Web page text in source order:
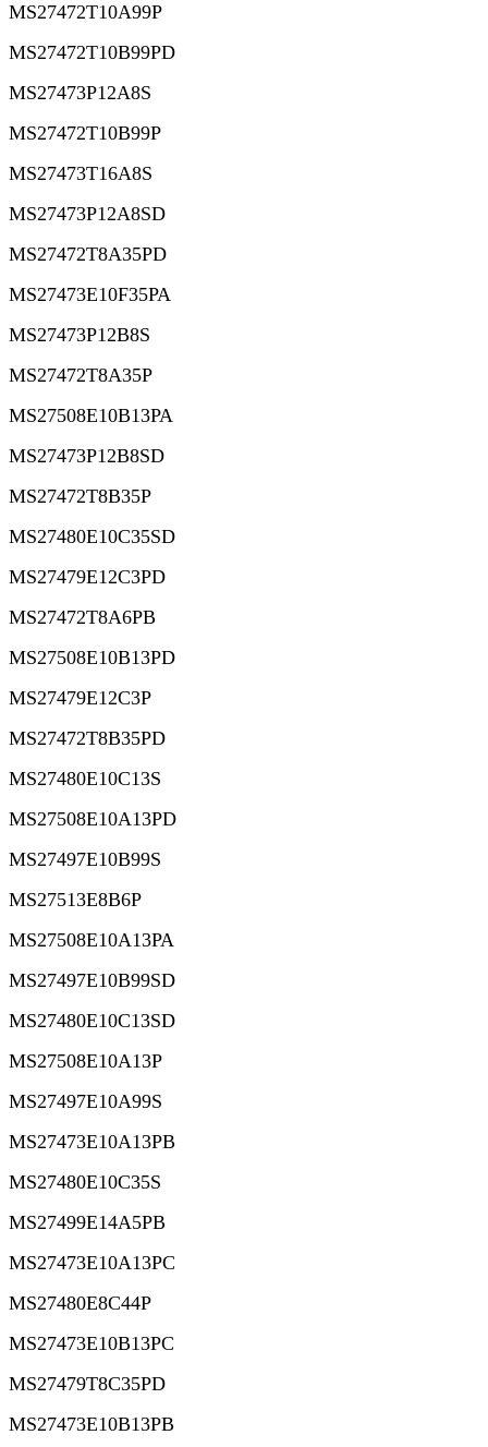
MS27472T10A99P
MS27472T10B99PD
MS27473P12A8S
MS27472T10B99P
MS27473T16A8S
MS27473P12A8SD
MS27472T8A35PD
MS27473E10F35PA
MS27473P12B8S
MS27472T8A35P
MS27508E10B13PA
MS27473P12B8SD
MS27472T8B35P
MS27480E10C35SD
MS27479E12C3PD
MS27472T8A6PB
MS27508E10B13PD
MS27479E12C3P
MS27472T8B35PD
MS27480E10C13S
MS27508E10A13PD
MS27497E10B99S
MS27513E8B6P
MS27508E10A13PA
MS27497E10B99SD
MS27480E10C13SD
MS27508E10A13P
MS27497E10A99S
MS27473E10A13PB
MS27480E10C35S
MS27499E14A5PB
MS27473E10A13PC
MS27480E8C44P
MS27473E10B13PC
MS27479T8C35PD
MS27473E10B13PB